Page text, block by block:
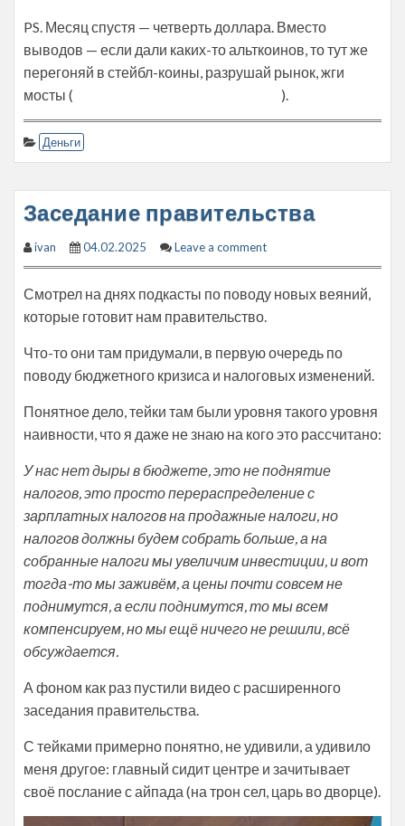
PS. Месяц спустя — четверть доллара. Вместо
выводов — если дали каких-то альткоинов, то тут же
перегоняй в стейбл-коины, разрушай рынок, жги
мосты (
).
Деньги
Заседание правительства
ivan 04.02.2025 Leave a comment
Смотрел на днях подкасты по поводу новых веяний,
которые готовит нам правительство.
Что-то они там придумали, в первую очередь по
поводу бюджетного кризиса и налоговых изменений.
Понятное дело, тейки там были уровня такого уровня
наивности, что я даже не знаю на кого это рассчитано:
У нас нет дыры в бюджете, это не поднятие
налогов, это просто перераспределение с
зарплатных налогов на продажные налоги, но
налогов должны будем собрать больше, а на
собранные налоги мы увеличим инвестиции, и вот
тогда-то мы заживём, а цены почти совсем не
поднимутся, а если поднимутся, то мы всем
компенсируем, но мы ещё ничего не решили, всё
обсуждается.
А фоном как раз пустили видео с расширенного
заседания правительства.
С тейками примерно понятно, не удивили, а удивило
меня другое: главный сидит центре и зачитывает
своё послание с айпада (на трон сел, царь во дворце).